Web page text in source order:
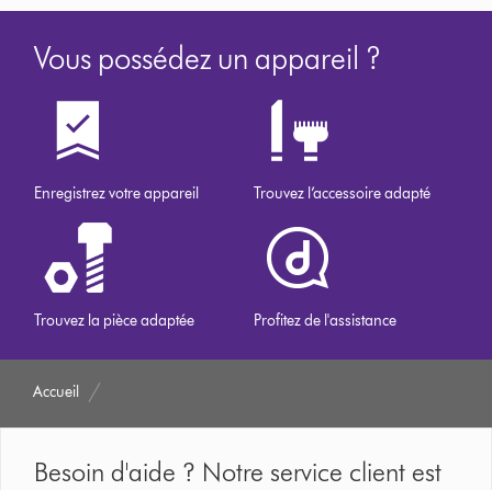
Vous possédez un appareil ?
Enregistrez votre appareil Trouvez l’accessoire adapté
Trouvez la pièce adaptée Profitez de l'assistance
Accueil
Besoin d'aide ? Notre service client est